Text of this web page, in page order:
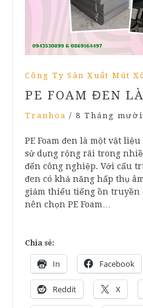
Công Ty Sản Xuất Mút
PE FOAM ĐEN
Tranhoa / 8 Tháng
PE Foam đen là một vật
sử dụng rộng rãi trong
đến công nghiệp. Với cấu
đen có khả năng hấp thụ
giảm thiểu tiếng ồn truyền
nên chọn PE Foam…
Chia sẻ:
In Facebook
Reddit X